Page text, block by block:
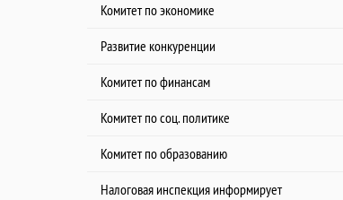
Комитет по экономике
Развитие конкуренции
Комитет по финансам
Комитет по соц. политике
Комитет по образованию
Налоговая инспекция информирует